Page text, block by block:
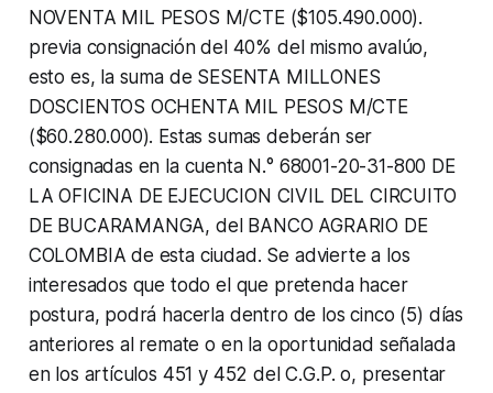
NOVENTA MIL PESOS M/CTE ($105.490.000).
previa consignación del 40% del mismo avalúo,
esto es, la suma de SESENTA MILLONES
DOSCIENTOS OCHENTA MIL PESOS M/CTE
($60.280.000). Estas sumas deberán ser
consignadas en la cuenta N.° 68001-20-31-800 DE
LA OFICINA DE EJECUCION CIVIL DEL CIRCUITO
DE BUCARAMANGA, del BANCO AGRARIO DE
COLOMBIA de esta ciudad. Se advierte a los
interesados que todo el que pretenda hacer
postura, podrá hacerla dentro de los cinco (5) días
anteriores al remate o en la oportunidad señalada
en los artículos 451 y 452 del C.G.P. o, presentar